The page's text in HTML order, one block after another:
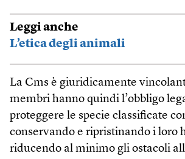
Leggi anche
L’etica degli animali
La Cms è giuridicamente
membri hanno quindi l’obbligo
proteggere le specie classificate
conservando e ripristinando i loro
riducendo al minimo gli ostacoli